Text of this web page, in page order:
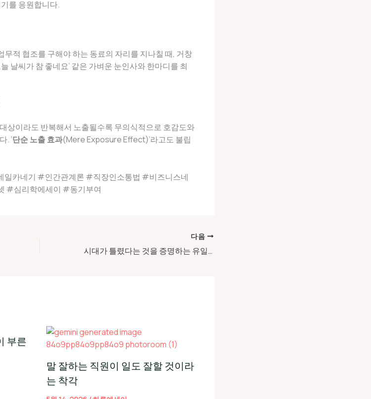
를 응원합니다.
무적 협조를 구해야 하는 동료의 자리를 지나칠 때, 거창
늘 날씨가 참 좋네요’ 같은 가벼운 눈인사와 한마디를 최
상이라도 반복해서 노출될수록 무의식적으로 호감도와
. ‘단순 노출 효과(Mere Exposure Effect)’라고도 불립
카네기 #인간관계론 #직장인소통법 #비즈니스네
#심리학에세이 #동기부여
다음
시대가 틀렸다는 것을 증명하는 유일한 방법
부른
말 잘하는 직원이 일도 잘할 것이라
는 착각